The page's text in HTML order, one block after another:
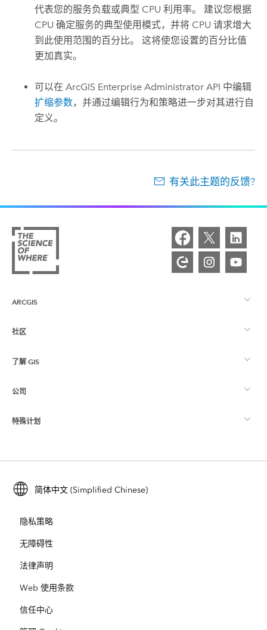
代表您的服务负载或典型 CPU 利用率。 建议您根据
CPU 确定服务的典型使用模式，并将 CPU 请求增大
到此使用范围的百分比。 这将使您设置的百分比值
更加真实。
可以在ArcGIS Enterprise Administrator API 中编辑
扩缩参数，并通过编辑行为和策略进一步对其进行自
定义。
有关此主题的反馈?
ARCGIS
ArcGIS 概览
制图
Esri Store
社区
Esri 社区
ArcGIS 博客
用户研究和测试
Esri 年轻专家关系网
了解 GIS
什么是 GIS？
位置智能
培训
ArcUser
ArcNews
ArcWatch
Esri Press
Esri 视频
公司
关于 Esri
招贤纳士
开放视野
业务行为准则
特殊计划
ArcGIS for Student Use
保护
教育
简体中文 (Simplified Chinese)
隐私策略
无障碍性
法律声明
Web 使用条款
信任中心